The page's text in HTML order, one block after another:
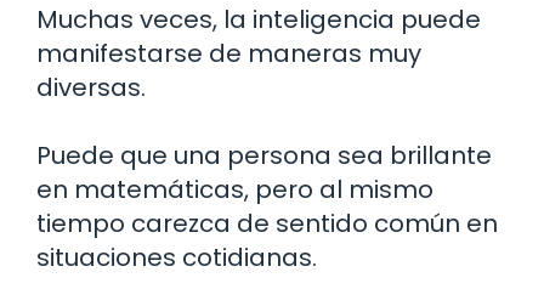
Muchas veces, la inteligencia puede
manifestarse de maneras muy
diversas.
Puede que una persona sea brillante
en matemáticas, pero al mismo
tiempo carezca de sentido común en
situaciones cotidianas.